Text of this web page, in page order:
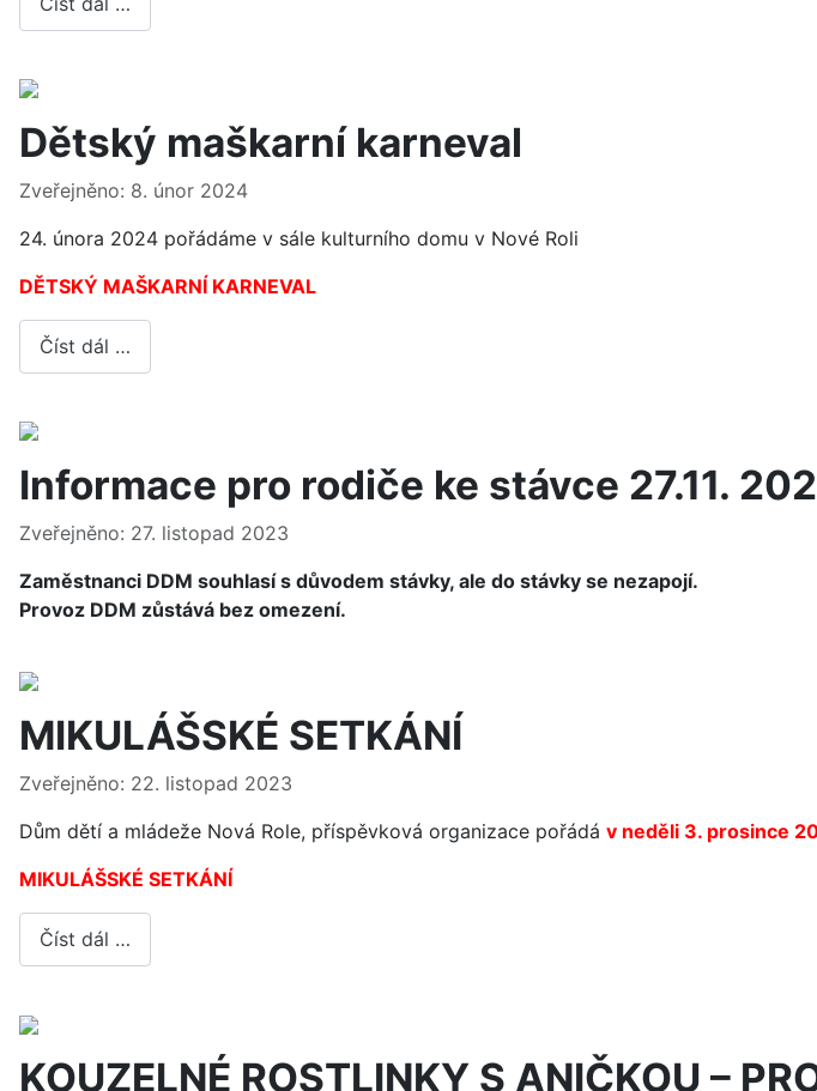
Dětský maškarní karneval
Základní údaje
Zveřejněno: 8. únor 2024
24. února 2024 pořádáme v sále kulturního domu v Nové Roli
DĚTSKÝ MAŠKARNÍ KARNEVAL
Číst dál …
Informace pro rodiče ke stávce 27.11.
Základní údaje
Zveřejněno: 27. listopad 2023
Zaměstnanci DDM souhlasí s důvodem stávky, ale do stávky se nezapojí.
Provoz DDM zůstává bez omezení.
MIKULÁŠSKÉ SETKÁNÍ
Základní údaje
Zveřejněno: 22. listopad 2023
Dům dětí a mládeže Nová Role, příspěvková organizace pořádá v neděli 3. prosince
MIKULÁŠSKÉ SETKÁNÍ
Číst dál …
KOUZELNÉ ROSTLINKY S ANIČKOU –